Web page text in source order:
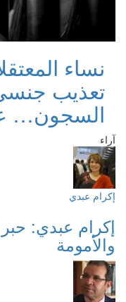
نساء
تعذيب
السجون…
آراء
إكرام عبدي
إكرام عبدي:
والأمومة